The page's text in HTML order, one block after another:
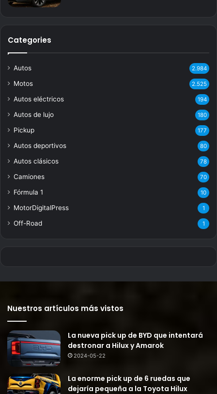
Categories
Autos 2.984
Motos 2.525
Autos eléctricos 194
Autos de lujo 180
Pickup 177
Autos deportivos 80
Autos clásicos 78
Camiones 70
Fórmula 1 10
MotorDigitalPress 1
Off-Road 1
Nuestros artículos más vistos
La nueva pick up de BYD que intentará
destronar a Hilux y Amarok
2024-05-22
La enorme pick up de 6 ruedas que
dejaría pequeña a la Toyota Hilux